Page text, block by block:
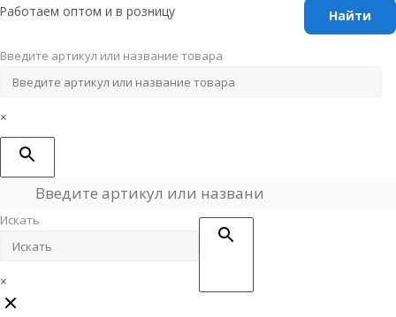
Перейти
содержимому
Работаем оптом и в розницу
Введите артикул или название товара
×
Искать
×